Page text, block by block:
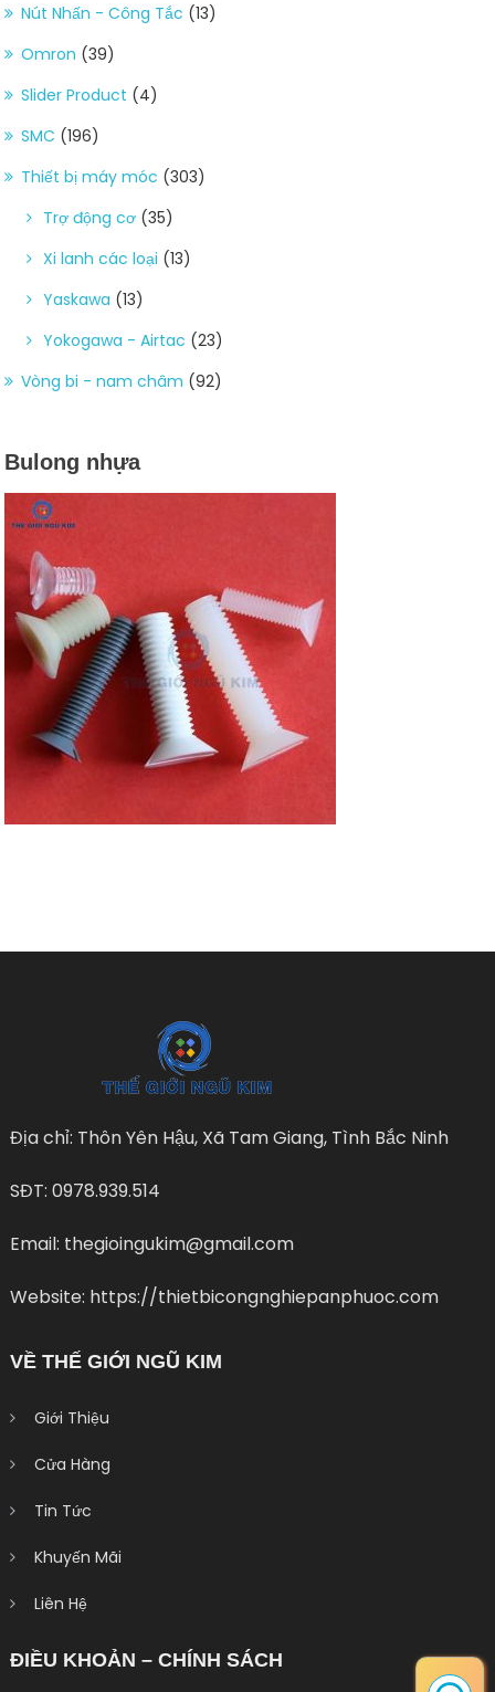
Nút Nhấn - Công Tắc (13)
Omron (39)
Slider Product (4)
SMC (196)
Thiết bị máy móc (303)
Trợ động cơ (35)
Xi lanh các loại (13)
Yaskawa (13)
Yokogawa - Airtac (23)
Vòng bi - nam châm (92)
Bulong nhựa
Địa chỉ: Thôn Yên Hậu, Xã Tam Giang, Tình Bắc Ninh
SĐT: 0978.939.514
Email: thegioingukim@gmail.com
Website: https://thietbicongnghiepanphuoc.com
VỀ THẾ GIỚI NGŨ KIM
Giới Thiệu
Cửa Hàng
Tin Tức
Khuyến Mãi
Liên Hệ
ĐIỀU KHOẢN – CHÍNH SÁCH